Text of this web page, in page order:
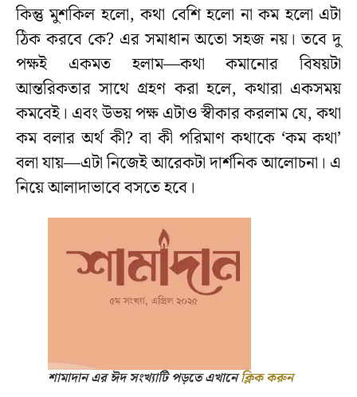
কিন্তু মুশকিল হলো, কথা বেশি হলো না কম হলো এটা
ঠিক করবে কে? এর সমাধান অতো সহজ নয়। তবে দু
পক্ষই একমত হলাম—কথা কমানোর বিষয়টা
আন্তরিকতার সাথে গ্রহণ করা হলে, কথারা একসময়
কমবেই। এবং উভয় পক্ষ এটাও স্বীকার করলাম যে, কথা
কম বলার অর্থ কী? বা কী পরিমাণ কথাকে ‘কম কথা’
বলা যায়—এটা নিজেই আরেকটা দার্শনিক আলোচনা। এ
নিয়ে আলাদাভাবে বসতে হবে।
শামাদান এর ঈদ সংখ্যাটি পড়তে এখানেক্লিক করুন